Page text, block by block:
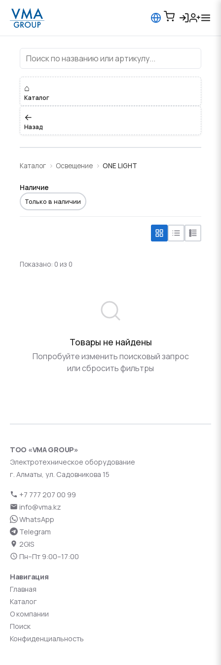
ONE LIGHT
⌂
Каталог
←
Назад
Каталог Освещение ONE LIGHT
Наличие
Только в наличии
Показано: 0 из 0
Товары не найдены
Попробуйте изменить поисковый запрос
или сбросить фильтры
ТОО «VMA GROUP»
Электротехническое оборудование
г. Алматы, ул. Садовникова 15
+7 777 207 00 99
info@vma.kz
WhatsApp
Telegram
2GIS
Пн–Пт 9:00–17:00
Навигация
Главная
Каталог
О компании
Поиск
Конфиденциальность